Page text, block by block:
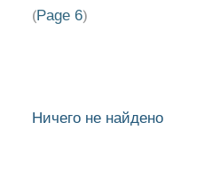
(Page 6)
Ничего не найдено